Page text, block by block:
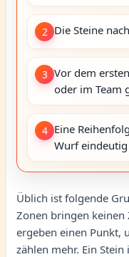
2 Die Steine
3 Vor dem
oder im Team
4 Eine
Wurf
Üblich ist folgende
Zonen bringen keinen
ergeben einen Punkt,
zählen mehr. Ein